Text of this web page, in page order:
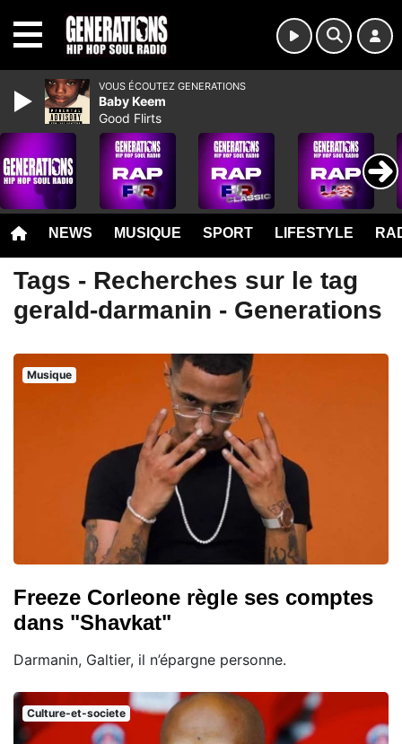
NEWS MUSIQUE SPORT LIFESTYLE
Tags - Recherches sur le tag
gerald-darmanin - Generations
Musique
Freeze Corleone règle ses comptes
dans "Shavkat"
Darmanin, Galtier, il n’épargne personne.
Culture-et-societe
VOUS ÉCOUTEZ GENERATIONS
Baby Keem
Good Flirts